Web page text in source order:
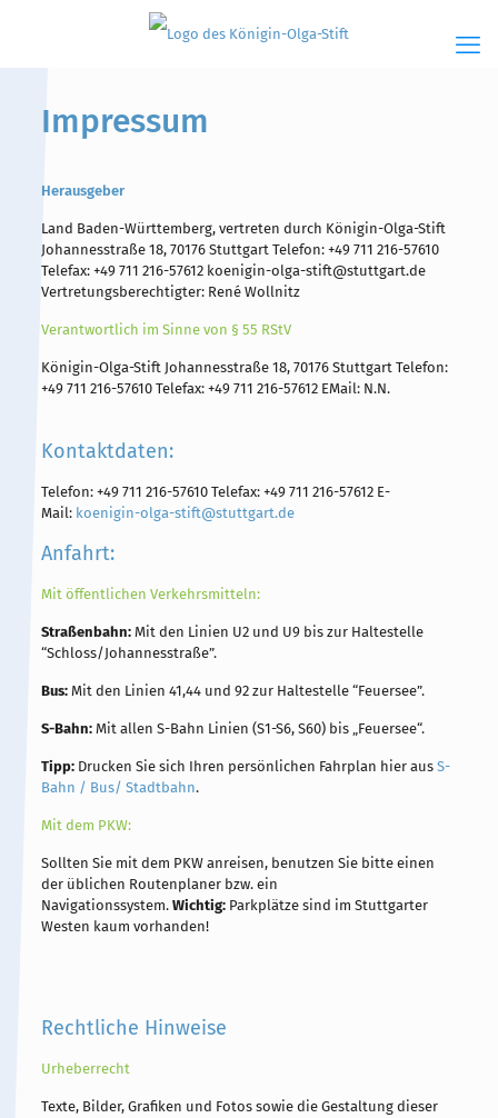
Hauptinhalt
Speiseplan Alt + Shift + S
Kalender Alt + Shift + K
Kontakte / Sekretariat Alt + Shift + C
Impressum
Herausgeber
Land Baden-Württemberg, vertreten durch Königin-Olga-Stift
Johannesstraße 18, 70176 Stuttgart Telefon: +49 711 216-57610
Telefax: +49 711 216-57612 koenigin-olga-stift@stuttgart.de
Vertretungsberechtigter: René Wollnitz
Verantwortlich im Sinne von § 55 RStV
Königin-Olga-Stift Johannesstraße 18, 70176 Stuttgart Telefon:
+49 711 216-57610 Telefax: +49 711 216-57612 EMail: N.N.
Kontaktdaten:
Telefon: +49 711 216-57610Telefax: +49 711 216-57612 E-
Mail: koenigin-olga-stift@stuttgart.de
Anfahrt:
Mit öffentlichen Verkehrsmitteln:
Straßenbahn:Mit den Linien U2 und U9 bis zur Haltestelle
“Schloss/Johannesstraße”.
Bus:Mit den Linien 41,44 und 92 zur Haltestelle “Feuersee”.
S-Bahn:Mit allen S-Bahn Linien (S1-S6, S60) bis „Feuersee“.
Tipp:Drucken Sie sich Ihren persönlichen Fahrplan hier aus S-
Bahn / Bus/ Stadtbahn.
Mit dem PKW:
Sollten Sie mit dem PKW anreisen, benutzen Sie bitte einen
der üblichen Routenplaner bzw. ein
Navigationssystem. Wichtig:Parkplätze sind im Stuttgarter
Westen kaum vorhanden!
Rechtliche Hinweise
Urheberrecht
Texte, Bilder, Grafiken und Fotos sowie die Gestaltung dieser